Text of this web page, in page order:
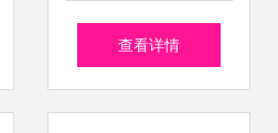
第一届西南地区
查看详情